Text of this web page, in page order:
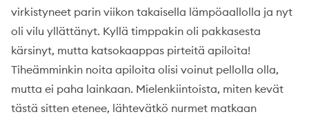
virkistyneet parin viikon takaisella lämpöaallolla ja nyt
oli vilu yllättänyt. Kyllä timppakin oli pakkasesta
kärsinyt, mutta katsokaappas pirteitä apiloita!
Tiheämminkin noita apiloita olisi voinut pellolla olla,
mutta ei paha lainkaan. Mielenkiintoista, miten kevät
tästä sitten etenee, lähtevätkö nurmet matkaan